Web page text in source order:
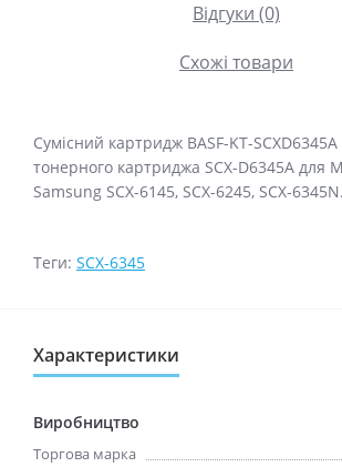
Відгуки (0)
Схожі товари
Сумісний картридж BASF-KT-
тонерного картриджа SCX-D6345A для
Samsung SCX-6145, SCX-6245, SCX-6345N.
Теги: SCX-6345
Характеристики
Виробництво
Торгова марка